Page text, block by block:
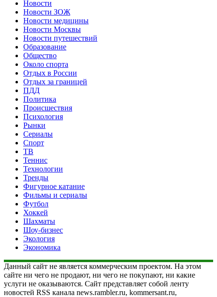
Новости
Новости ЗОЖ
Новости медицины
Новости Москвы
Новости путешествий
Образование
Общество
Около спорта
Отдых в России
Отдых за границей
ПДД
Политика
Происшествия
Психология
Рынки
Сериалы
Спорт
ТВ
Теннис
Технологии
Тренды
Фигурное катание
Фильмы и сериалы
Футбол
Хоккей
Шахматы
Шоу-бизнес
Экология
Экономика
Данный сайт не является коммерческим проектом. На этом
сайте ни чего не продают, ни чего не покупают, ни какие
услуги не оказываются. Сайт представляет собой ленту
новостей RSS канала news.rambler.ru, kommersant.ru,